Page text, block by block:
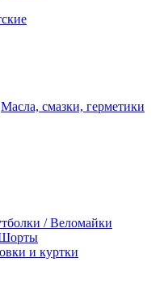
Масла, смазки, герметики
/ Веломайки
и куртки